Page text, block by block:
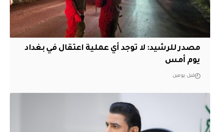
مصدر للرشيد: لا توجد أي عملية اعتقال في بغداد
يوم أمس
قبل يومين